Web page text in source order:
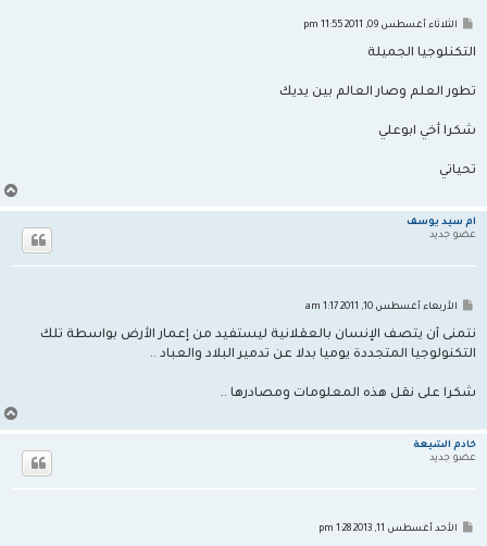
م
ا
ة
الثلاثاء أغسطس 09, 2011 11:55 pm
التكنلوجيا الجميلة
تطور العلم وصار العالم بين يديك
شكرا أخي ابوعلي
تحياتي
أم سيد يوسف
عضو جديد
م
ا
ك
الأربعاء أغسطس 10, 2011 1:17 am
نتمنى أن يتصف الإنسان بالعقلانية ليستفيد من إعمار الأرض بواسطة تلك
التكنولوجيا المتجددة يوميا بدلا عن تدمير البلاد والعباد ..
شكرا على نقل هذه المعلومات ومصادرها ..
خادم الشيعة
عضو جديد
مالأحد أغسطس 11, 2013 1:28 pm